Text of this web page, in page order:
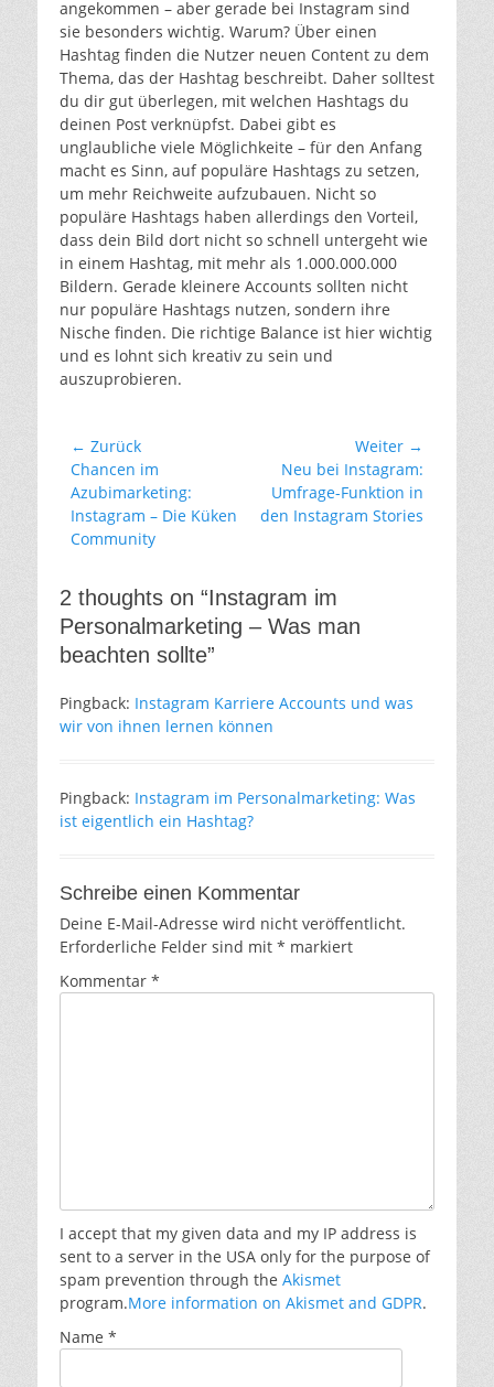
angekommen – aber gerade bei Instagram sind
sie besonders wichtig. Warum? Über einen
Hashtag finden die Nutzer neuen Content zu dem
Thema, das der Hashtag beschreibt. Daher solltest
du dir gut überlegen, mit welchen Hashtags du
deinen Post verknüpfst. Dabei gibt es
unglaubliche viele Möglichkeite – für den Anfang
macht es Sinn, auf populäre Hashtags zu setzen,
um mehr Reichweite aufzubauen. Nicht so
populäre Hashtags haben allerdings den Vorteil,
dass dein Bild dort nicht so schnell untergeht wie
in einem Hashtag, mit mehr als 1.000.000.000
Bildern. Gerade kleinere Accounts sollten nicht
nur populäre Hashtags nutzen, sondern ihre
Nische finden. Die richtige Balance ist hier wichtig
und es lohnt sich kreativ zu sein und
auszuprobieren.
Beitragsnavigation
← Zurück
Vorheriger
Beitrag:
Chancen im
Azubimarketing:
Instagram – Die Küken
Community
Weiter →
Nächster
Beitrag:
Neu bei Instagram:
Umfrage-Funktion in
den Instagram Stories
2 thoughts on “Instagram im
Personalmarketing – Was man
beachten sollte”
Pingback: Instagram Karriere Accounts und was
wir von ihnen lernen können
Pingback: Instagram im Personalmarketing: Was
ist eigentlich ein Hashtag?
Schreibe einen Kommentar
Deine E-Mail-Adresse wird nicht veröffentlicht.
Erforderliche Felder sind mit * markiert
Kommentar *
I accept that my given data and my IP address is
sent to a server in the USA only for the purpose of
spam prevention through the Akismet
program.More information on Akismet and GDPR.
Name *